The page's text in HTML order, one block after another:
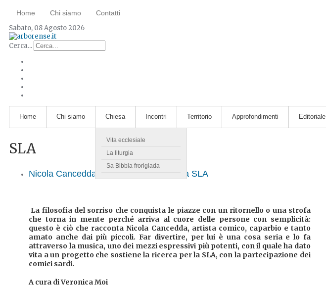
Home Chi siamo Contatti
Sabato, 08 Agosto 2026
Cerca...
Home Chi siamo Chiesa
Vita ecclesiale
La liturgia
Sa Bibbia frorigiada
Incontri Territorio Approfondimenti Editoriale
SLA
Nicola Cancedda, una canzone contro la SLA
La filosofia del sorriso che conquista le piazze con un ritornello o una strofa
che torna in mente perché arriva al cuore delle persone con semplicità:
questo è ciò che racconta Nicola Cancedda, artista comico, caparbio e tanto
amato anche dai più piccoli. Far divertire, per lui è una cosa seria e lo fa
attraverso la musica, uno dei mezzi espressivi più potenti, con il quale ha dato
vita a un progetto che sostiene la ricerca per la SLA, con la partecipazione dei
comici sardi.
A cura di Veronica Moi